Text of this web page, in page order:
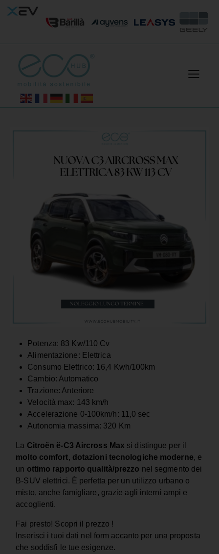
Potenza: 83 Kw/110 Cv
Alimentazione: Elettrica
Consumo Elettrico: 16,4 Kwh/100km
Cambio: Automatico
Trazione: Anteriore
Velocità max: 143 km/h
Accelerazione 0-100km/h: 11,0 sec
Autonomia massima: 320 Km
La Citroën ë‑C3 Aircross Max si distingue per il
molto comfort, dotazioni tecnologiche moderne, e
un ottimo rapporto qualità/prezzo nel segmento dei
B‑SUV elettrici. È perfetta per un utilizzo urbano o
misto, anche famigliare, grazie agli interni ampi e
accoglienti.
Fai presto! Scopri il prezzo !
Inserisci i tuoi dati nel form accanto per una proposta
che soddisfi le tue esigenze.